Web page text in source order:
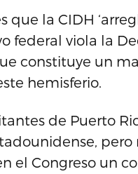
que la CIDH
federal viola la
constituye un
hemisferio.
de Puerto
el Congreso un